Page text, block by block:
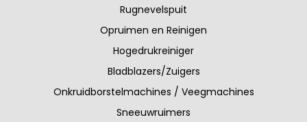
Rugnevelspuit
Opruimen en Reinigen
Hogedrukreiniger
Bladblazers/Zuigers
Onkruidborstelmachines / Veegmachines
Sneeuwruimers